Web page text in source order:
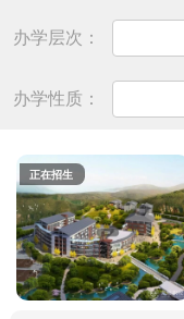
办学层次：
办学性质：
正在招生